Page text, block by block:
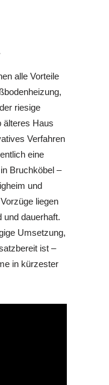
alle Vorteile
riesige
älteres Haus
Verfahren
eine
Bruchköbel –
und
liegen
und dauerhaft.
Umsetzung,
ist –
in kürzester